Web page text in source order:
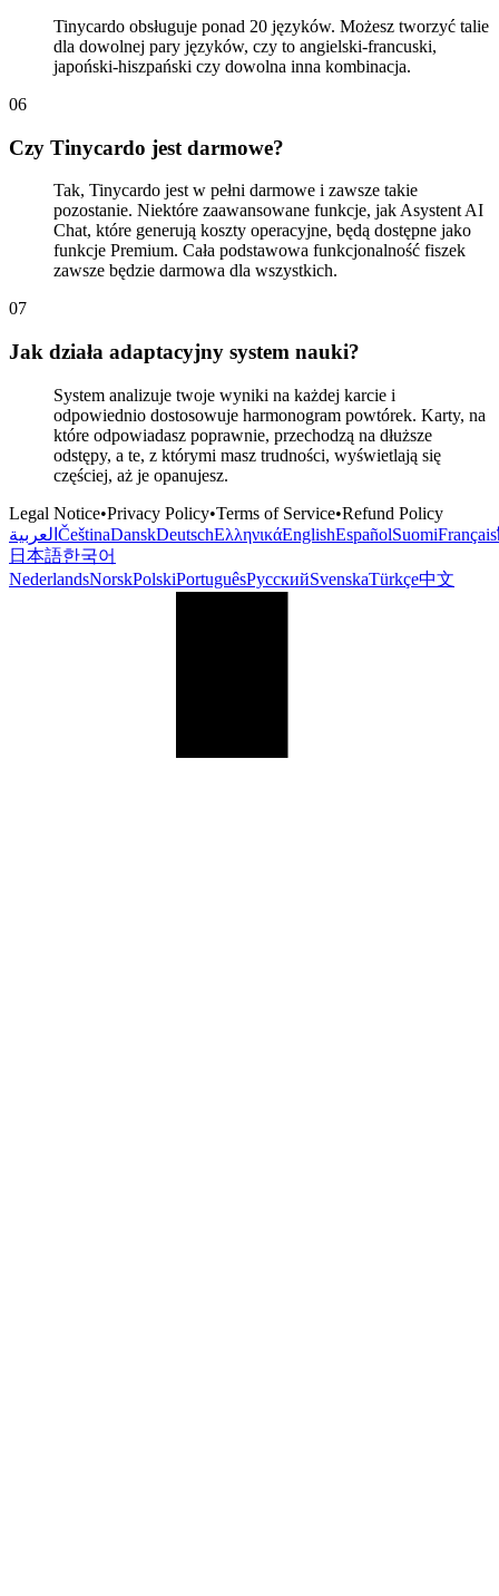
Tinycardo obsługuje ponad 20 języków. Możesz tworzyć talie
dla dowolnej pary języków, czy to angielski-francuski,
japoński-hiszpański czy dowolna inna kombinacja.
06
Czy Tinycardo jest darmowe?
Tak, Tinycardo jest w pełni darmowe i zawsze takie
pozostanie. Niektóre zaawansowane funkcje, jak Asystent AI
Chat, które generują koszty operacyjne, będą dostępne jako
funkcje Premium. Cała podstawowa funkcjonalność fiszek
zawsze będzie darmowa dla wszystkich.
07
Jak działa adaptacyjny system nauki?
System analizuje twoje wyniki na każdej karcie i
odpowiednio dostosowuje harmonogram powtórek. Karty, na
które odpowiadasz poprawnie, przechodzą na dłuższe
odstępy, a te, z którymi masz trudności, wyświetlają się
częściej, aż je opanujesz.
Legal Notice•Privacy Policy•Terms of Service•Refund Policy
العربية ČeštinaDanskDeutschΕλληνικάEnglishEspañolSuomiFrançais
日本語한국어
NederlandsNorskPolskiPortuguêsРусскийSvenskaTürkçe中文